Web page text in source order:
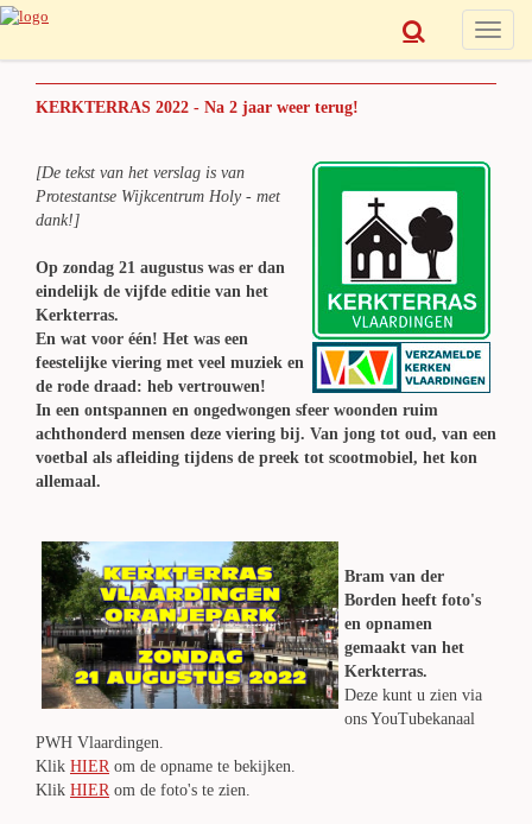
Toggle
KERKTERRAS 2022 - Na 2 jaar weer terug!
[De tekst van het verslag is van
Protestantse Wijkcentrum Holy - met
dank!]
Op zondag 21 augustus was er dan
eindelijk de vijfde editie van het
Kerkterras.
En wat voor één! Het was een
feestelijke viering met veel muziek en
de rode draad: heb vertrouwen!
In een ontspannen en ongedwongen sfeer woonden ruim
achthonderd mensen deze viering bij. Van jong tot oud, van een
voetbal als afleiding tijdens de preek tot scootmobiel, het kon
allemaal.
Bram van der
Borden heeft foto's
en opnamen
gemaakt van het
Kerkterras.
Deze kunt u zien via
ons YouTubekanaal
PWH Vlaardingen.
Klik HIERom de opname te bekijken.
Klik HIERom de foto's te zien.